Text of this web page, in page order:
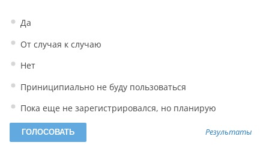
Да
От случая к случаю
Нет
Приниципиально не буду пользоваться
Пока еще не зарегистрировался, но планирую
Результаты